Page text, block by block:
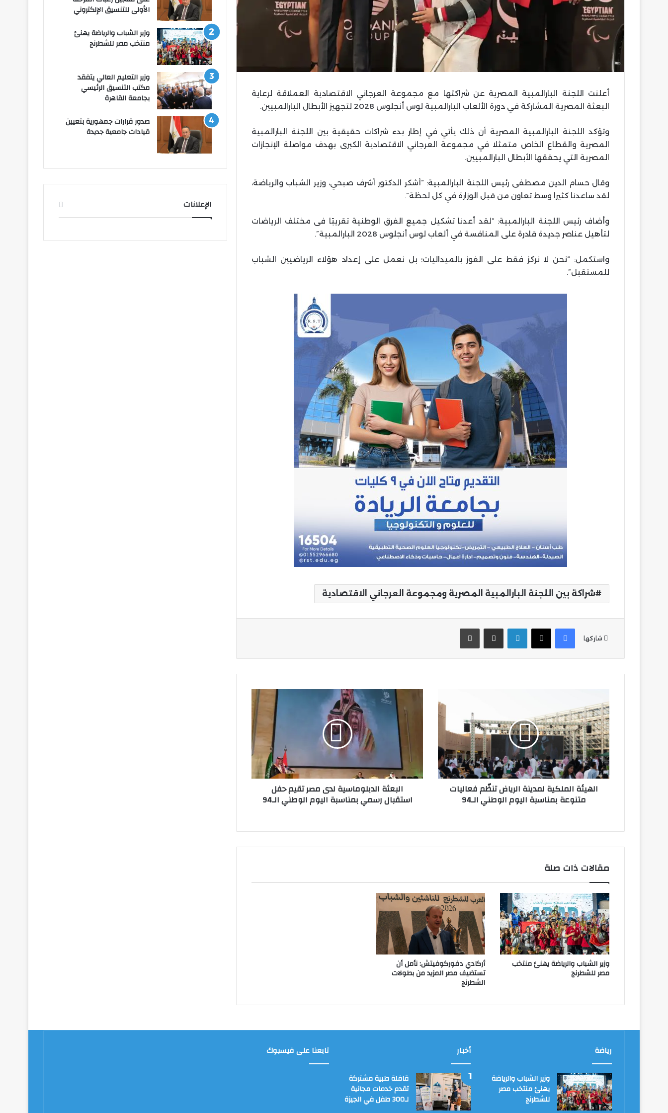
أعلنت اللجنة البارالمبية المصرية عن شراكتها مع مجموعة العرجاني الاقتصادية العملاقة لرعاية
البعثة المصرية المشاركة في دورة الألعاب البارالمبية لوس أنجلوس 2028 لتجهيز الأبطال البارالمبيين.
وتؤكد اللجنة البارالمبية المصرية أن ذلك يأتي في إطار بدء شراكات حقيقية بين اللجنة البارالمبية
المصرية والقطاع الخاص متمثلا في مجموعة العرجاني الاقتصادية الكبرى بهدف مواصلة الإنجازات
المصرية التي يحققها الأبطال البارالمبيين.
وقال حسام الدين مصطفى رئيس اللجنة البارالمبية: “أشكر الدكتور أشرف صبحي، وزير الشباب والرياضة،
لقد ساعدنا كثيرا وسط تعاون من قبل الوزارة في كل لحظة”.
وأضاف رئيس اللجنة البارالمبية: “لقد أعدنا تشكيل جميع الفرق الوطنية تقريبًا فى مختلف الرياضات
لتأهيل عناصر جديدة قادرة على المنافسة في ألعاب لوس أنجلوس 2028 البارالمبية”.
واستكمل: “نحن لا نركز فقط على الفوز بالميداليات؛ بل نعمل على إعداد هؤلاء الرياضيين الشباب
للمستقبل”.
شراكة بين اللجنة البارالمبية المصرية ومجموعة العرجاني الاقتصادية
شاركها
فيسبوك
‫X لينكدإن مشاركة عبر البريد طباعة
الملكية
لمدينة
الرياض
تنظّم
فعاليات
متنوعة
بمناسبة
اليوم
الوطنيالهيئة الملكية لمدينة الرياض تنظّم فعاليات
متنوعة بمناسبة اليوم الوطني الـ94
الدبلوماسية
استقبال
بمناسبة
الوطني
البعثة الدبلوماسية لدى مصر تقيم حفل
استقبال رسمي بمناسبة اليوم الوطني الـ94
مقالات ذات صلة
وزير الشباب والرياضة يهنئ منتخب
مصر للشطرنج
أركادي دفوركوفيتش: نأمل أن
تستضيف مصر المزيد من بطولات
الشطرنج
الأولى للتنسيق الإلكتروني
وزير الشباب والرياضة يهنئ
منتخب مصر للشطرنج
وزير التعليم العالي يتفقد
مكتب التنسيق الرئيسي
بجامعة القاهرة
صدور قرارات جمهورية بتعيين
قيادات جامعية جديدة
الإعلانات
رياضة
وزير الشباب والرياضة
يهنئ منتخب مصر
للشطرنج
أخبار
قافلة طبية مشتركة
تقدم خدمات مجانية
لـ300 طفل في الجيزة
تابعنا على فيسبوك